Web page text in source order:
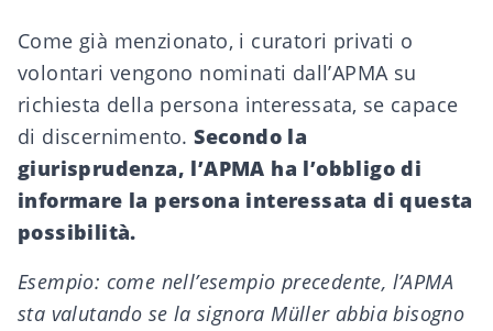
Come già menzionato, i curatori privati o
volontari vengono nominati dall’APMA su
richiesta della persona interessata, se capace
di discernimento.Secondo la
giurisprudenza, l’APMA ha l’obbligo di
informare la persona interessata di questa
possibilità.
Esempio: come nell’esempio precedente, l’APMA
sta valutando se la signora Müller abbia bisogno